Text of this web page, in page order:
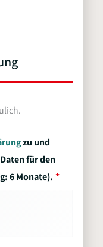
zu und
für den
6 Monate).